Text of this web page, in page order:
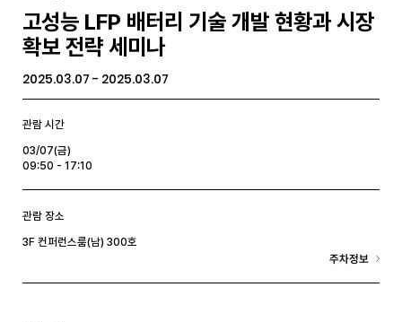
더
고성능 LFP 배터리 기술 개발 현황과 시장
확보 전략 세미나
2025.03.07 - 2025.03.07
관람 시간
03/07(금)
09:50 - 17:10
관람 장소
3F 컨퍼런스룸(남) 300호
주차정보